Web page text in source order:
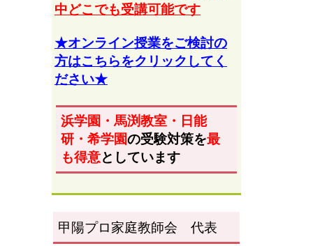
中どこでも受講可能です
★オンライン授業をご検討の
方はこちらをクリックしてく
ださい★
浜学園・馬渕教室・日能
研・希学園の受験対策を最
も得意としています
甲陽プロ家庭教師会 代表